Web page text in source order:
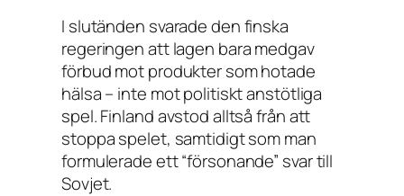
I slutänden svarade den finska
regeringen att lagen bara medgav
förbud mot produkter som hotade
hälsa – inte mot politiskt anstötliga
spel. Finland avstod alltså från att
stoppa spelet, samtidigt som man
formulerade ett “försonande” svar till
Sovjet.